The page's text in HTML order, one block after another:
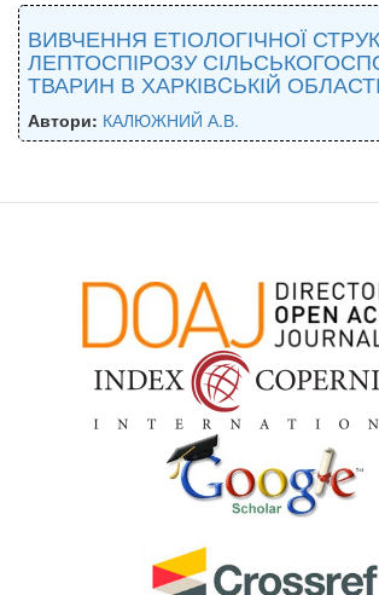
ВИВЧЕННЯ ЕТІОЛОГІЧНОЇ
ЛЕПТОСПІРОЗУ
ТВАРИН В ХАРКІВCЬКІЙ ОБЛАСТІ
Автори: КАЛЮЖНИЙ А.В.